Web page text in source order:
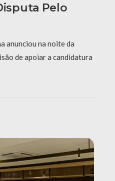
Pelo
anunciou na noite da
de apoiar a candidatura